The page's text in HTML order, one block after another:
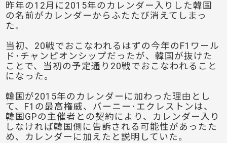
昨年の12月に2015年のカレンダー入りした韓国
の名前がカレンダーからふたたび消えてしまっ
た。
当初、20戦でおこなわれるはずの今年のF1ワール
ド･チャンピオンシップだったが、韓国が抜けた
ことで、当初の予定通り20戦でおこなわれること
になった。
韓国が2015年のカレンダーに加わった理由とし
て、F1の最高権威、バーニー･エクレストンは、
韓国GPの主催者との契約により、カレンダー入り
しなければ韓国側に告訴される可能性があったた
め、カレンダーに加えたと説明していた。